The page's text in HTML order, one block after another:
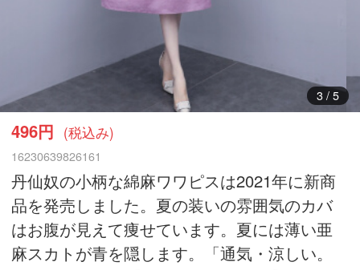
4/ 5
496円 (税込み)
16230639826161
丹仙奴の小柄な綿麻ワワピスは2021年に新商
品を発売しました。夏の装いの雰囲気のカバ
はお腹が見えて痩せています。夏には薄い亜
麻スカトが青を隠します。「通気・涼しい。